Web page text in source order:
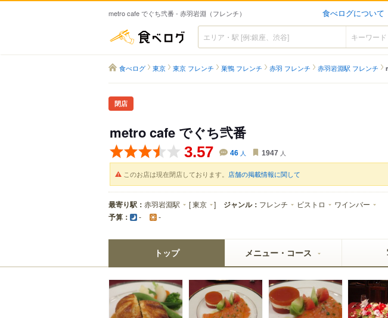
metro cafe でぐち弐番 - 赤羽岩淵（フレンチ） 食べログについて
食べログ
食べログ 東京 東京 フレンチ 巣鴨 フレンチ 赤羽 フレンチ 赤羽岩淵駅 フレンチ
閉店
metro cafe でぐち弐番
3.57 46 人 1947 人
このお店は現在閉店しております。 店舗の掲載情報に関して
最寄り駅： 赤羽岩淵駅 [東京 ] ジャンル： フレンチ ビストロ ワインバー
予算： - -
トップ メニュー・コース